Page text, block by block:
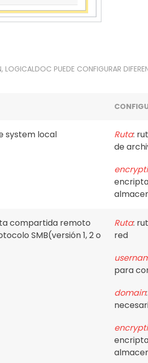
LOGICALDOC PUEDE CONFIGURAR
system local Ruta:
de
compartida remoto
SMB(versión 1, 2 o
Ruta:
red
para
domain